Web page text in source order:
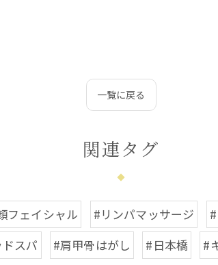
一覧に戻る
関連タグ
フェイシャル #リンパマッサージ
スパ #肩甲骨はがし #日本橋 #